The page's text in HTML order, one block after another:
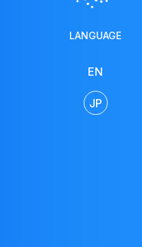
LANGUAGE
EN
JP